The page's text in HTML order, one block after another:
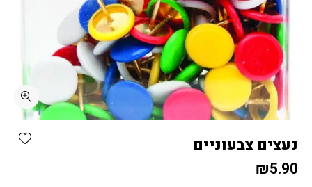
נעצים צבעוניים
₪5.90